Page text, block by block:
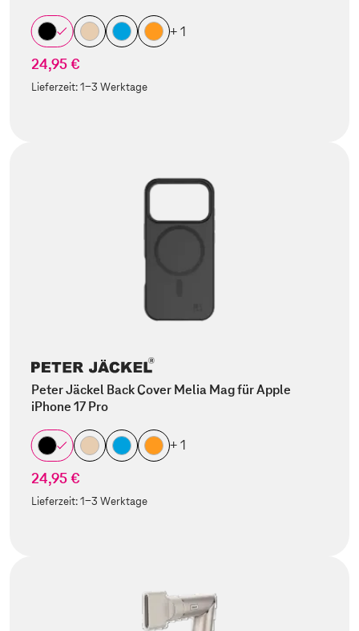
+ 1
24,95 €
Lieferzeit:1-3 Werktage
Peter Jäckel Back Cover Melia Mag für Apple
iPhone 17 Pro
+ 1
24,95 €
Lieferzeit:1-3 Werktage